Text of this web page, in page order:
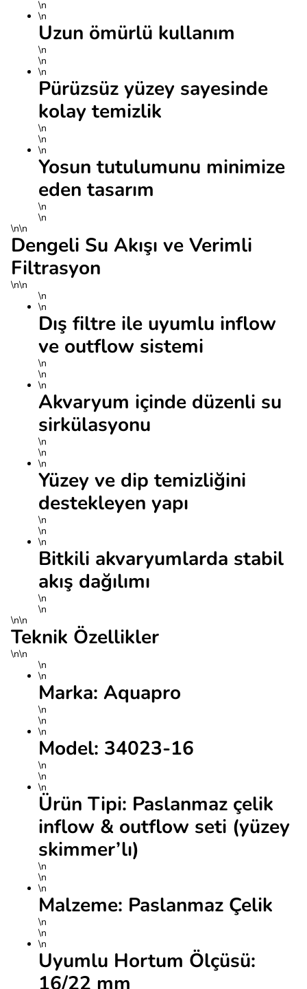
\n
\n
Uzun ömürlü kullanım
\n
\n
\n
Pürüzsüz yüzey sayesinde
kolay temizlik
\n
\n
\n
Yosun tutulumunu minimize
eden tasarım
\n
\n
\n\n
Dengeli Su Akışı ve Verimli
Filtrasyon
\n\n
\n
\n
Dış filtre ile uyumlu inflow
ve outflow sistemi
\n
\n
\n
Akvaryum içinde düzenli su
sirkülasyonu
\n
\n
\n
Yüzey ve dip temizliğini
destekleyen yapı
\n
\n
\n
Bitkili akvaryumlarda stabil
akış dağılımı
\n
\n
\n\n
Teknik Özellikler
\n\n
\n
\n
Marka: Aquapro
\n
\n
\n
Model: 34023-16
\n
\n
\n
Ürün Tipi: Paslanmaz çelik
inflow & outflow seti (yüzey
skimmer’lı)
\n
\n
\n
Malzeme: Paslanmaz Çelik
\n
\n
\n
Uyumlu Hortum Ölçüsü:
16/22 mm